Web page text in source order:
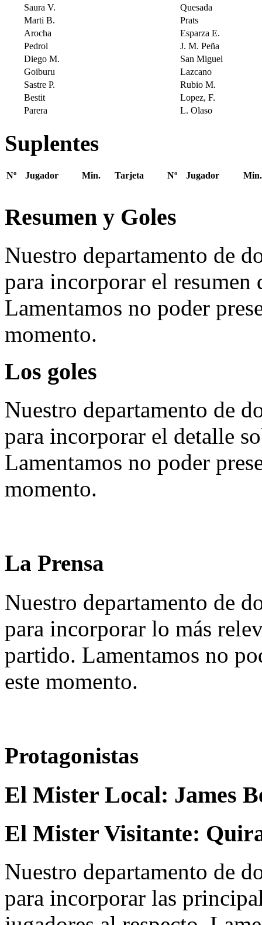
Saura V.
Quesada
Marti B.
Prats
Arocha
Esparza E.
Pedrol
J. M. Peña
Diego M.
San Miguel
Goiburu
Lazcano
Sastre P.
Rubio M.
Bestit
Lopez, F.
Parera
L. Olaso
Suplentes
Nº Jugador Min. Tarjeta Nº Jugador Min.
Resumen y Goles
Nuestro departamento de
para incorporar el
Lamentamos no poder
momento.
Los goles
Nuestro departamento de
para incorporar el detalle
Lamentamos no poder
momento.
La Prensa
Nuestro departamento de
para incorporar lo más
partido. Lamentamos no
este momento.
Protagonistas
El Mister Local: James
El Mister Visitante:
Nuestro departamento de
para incorporar las